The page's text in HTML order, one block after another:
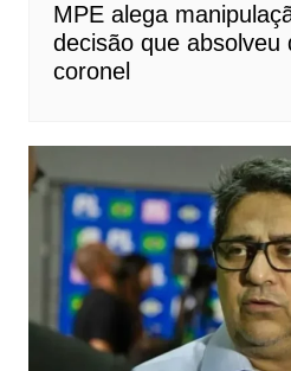
MPE alega
decisão que absolveu
coronel